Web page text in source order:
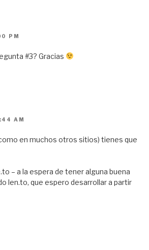
PM
#3? Gracias
AM
en muchos otros sitios) tienes que
– a la espera de tener alguna buena
len.to, que espero desarrollar a partir